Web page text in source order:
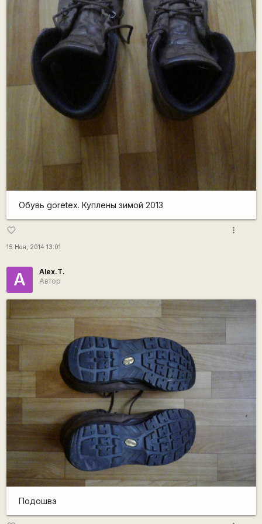
Обувь goretex. Куплены зимой 2013
favorite_border
15 Ноя, 2014 13:01
more_vert
A
Alex.T.
Автор
Подошва